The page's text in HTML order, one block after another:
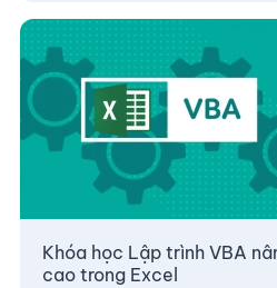
Khóa học Lập trình VBA
cao trong Excel